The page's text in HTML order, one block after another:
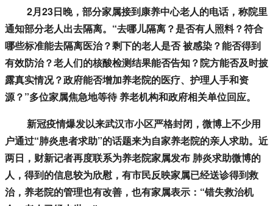
2月23日晚，部分家属接到康养中心老人的电话，称院里
通知部分老人出去隔离。“去哪儿隔离？是否有人照料？符合
哪些标准能去隔离医治？剩下的老人是否 被感染？能否得到
有效防治？老人们的核酸检测结果能否告知？院方能否及时披
露真实情况？政府能否增加养老院的医疗、护理人手和资
源？”多位家属焦急地等待 养老机构和政府相关单位回应。
新冠疫情爆发以来武汉市小区严格封闭，微博上不少用
户通过“肺炎患者求助”的话题来为自家养老院的亲人求助。近
两日，财新记者再度联系为养老院家属发布 肺炎求助微博的
人，得到的信息较为欣慰，有市民反映家属已经送诊得到救
治，养老院的管理也有改善，也有家属表示：“错失救治机